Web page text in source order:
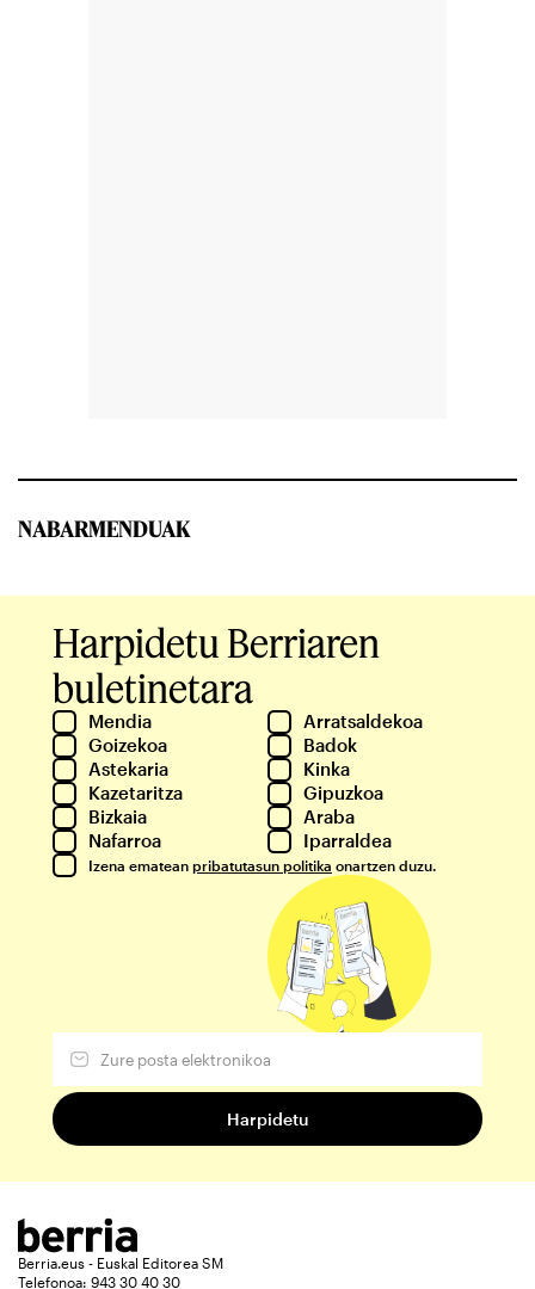
NABARMENDUAK
Harpidetu Berriaren
buletinetara
Mendia
Arratsaldekoa
Goizekoa
Badok
Astekaria
Kinka
Kazetaritza
Gipuzkoa
Bizkaia
Araba
Nafarroa
Iparraldea
Izena ematean pribatutasun politika onartzen duzu.
Berria.eus - Euskal Editorea SM
Telefonoa: 943 30 40 30